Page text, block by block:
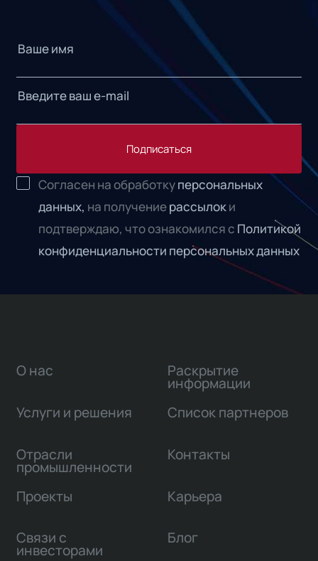
Подписаться
Согласен на обработкуперсональных
данных, на получениерассылок и
подтверждаю, что ознакомился с Политикой
конфиденциальности персональных данных
О нас
Услуги и решения
Отрасли
промышленности
Проекты
Связи с
инвесторами
Раскрытие
информации
Список партнеров
Контакты
Карьера
Блог